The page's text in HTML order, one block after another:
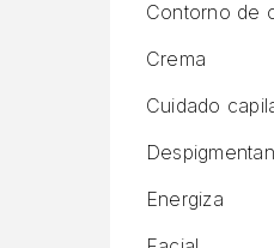
Contorno de
Crema
Cuidado
Energiza